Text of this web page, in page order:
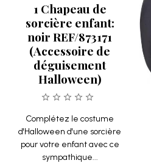
1 Chapeau de
sorcière enfant:
noir REF/873171
(Accessoire de
déguisement
Halloween)
Complétez le costume
d'Halloween d'une sorcière
pour votre enfant avec ce
sympathique...